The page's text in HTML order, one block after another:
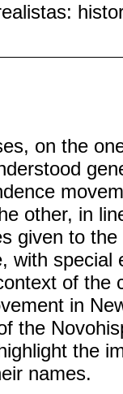
on the
other, in
given to
with
of the
in
the
the
names.